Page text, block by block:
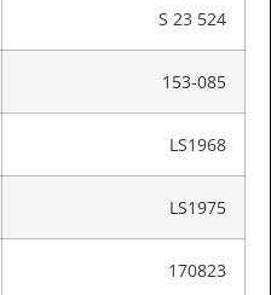
S 23 524
153-085
LS1968
LS1975
170823